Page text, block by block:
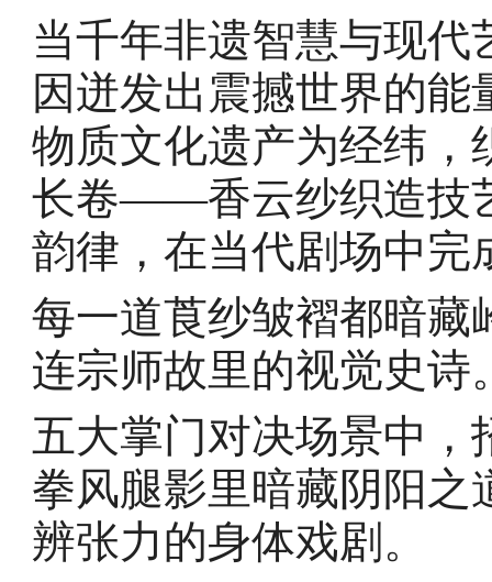
当千年非遗智慧与现
因迸发出震撼世界的
物质文化遗产为经纬，
长卷——香云纱织造技
韵律，在当代剧场中完
每一道莨纱皱褶都暗藏
连宗师故里的视觉史诗
五大掌门对决场景中，
拳风腿影里暗藏阴阳之
辨张力的身体戏剧。